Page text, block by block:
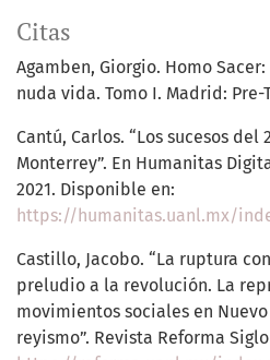
Citas
Agamben, Giorgio. Homo
nuda vida. Tomo I. Madrid: Pre-
Cantú, Carlos. “Los sucesos del
Monterrey”. En Humanitas
2021. Disponible en:
https://humanitas.uanl.mx/
Castillo, Jacobo. “La ruptura
preludio a la revolución. La
movimientos sociales en
reyismo”. Revista Reforma Siglo